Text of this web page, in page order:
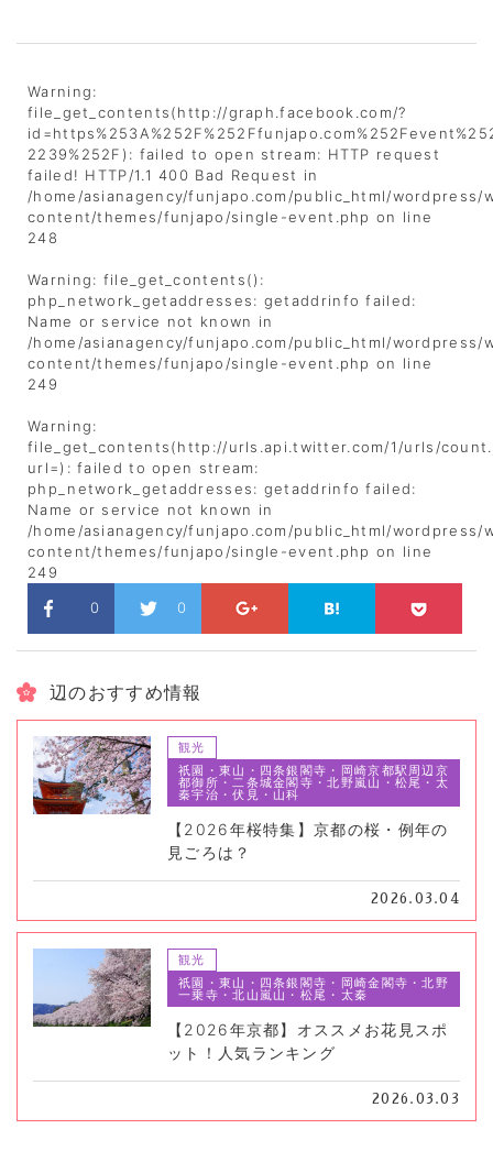
Warning:
file_get_contents(http://graph.facebook.com/?
2239%252F): failed to open stream: HTTP request
failed! HTTP/1.1 400 Bad Request in
/home/asianagency/funjapo.com/public_html/wordpress/
content/themes/funjapo/single-event.php on line
248
Warning: file_get_contents():
php_network_getaddresses: getaddrinfo failed:
Name or service not known in
/home/asianagency/funjapo.com/public_html/wordpress/
content/themes/funjapo/single-event.php on line
249
Warning:
file_get_contents(http://urls.api.twitter.com/1/urls/
url=): failed to open stream:
php_network_getaddresses: getaddrinfo failed:
Name or service not known in
/home/asianagency/funjapo.com/public_html/wordpress/
content/themes/funjapo/single-event.php on line
249
0
0
辺のおすすめ情報
観光
祇園・東山・四条銀閣寺・岡崎京都駅周辺京
都御所・二条城金閣寺・北野嵐山・松尾・太
秦宇治・伏見・山科
【2026年桜特集】京都の桜・例年の
見ごろは？
2026.03.04
観光
祇園・東山・四条銀閣寺・岡崎金閣寺・北野
一乗寺・北山嵐山・松尾・太秦
【2026年京都】オススメお花見スポ
ット！人気ランキング
2026.03.03